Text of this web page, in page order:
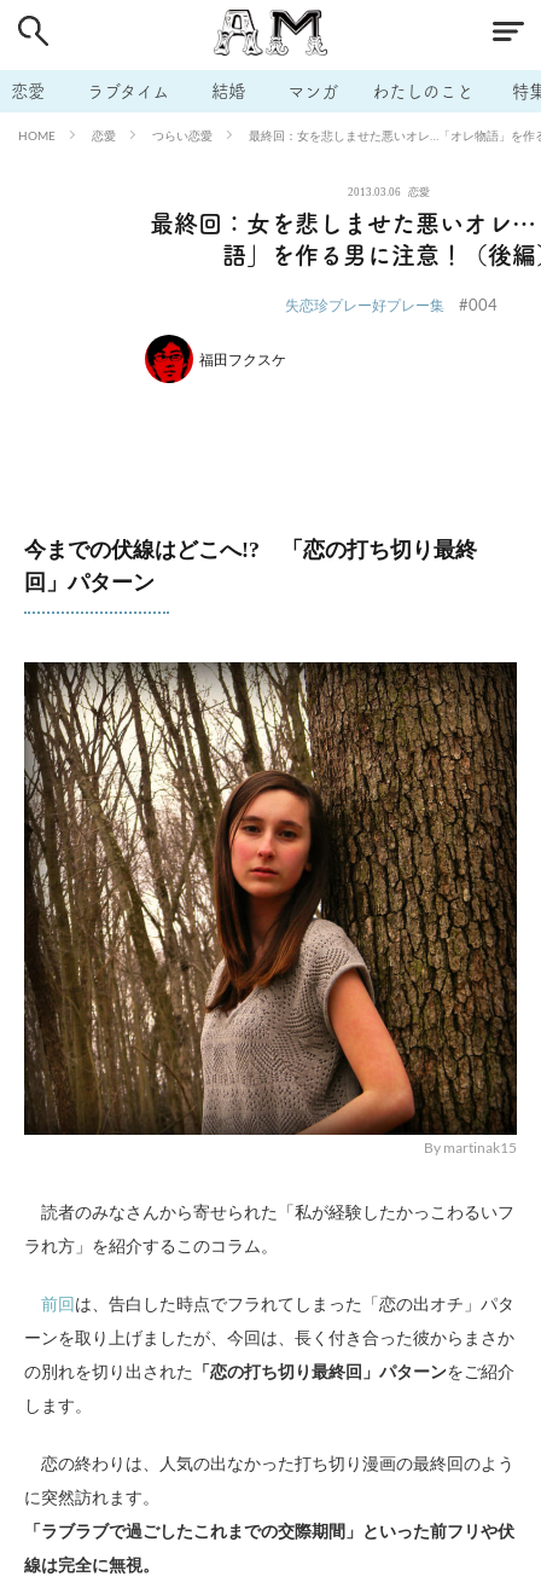
恋愛 ラブタイム 結婚 マンガ わたしのこと 特
HOME 恋愛 つらい恋愛 最終回：女を悲しませた悪いオレ…「オレ物語」を作
2013.03.06 恋愛
最終回：女を悲しませた悪いオレ…
語」を作る男に注意！（後編
失恋珍プレー好プレー集 #004
福田フクスケ
今までの伏線はどこへ!? 「恋の打ち切り最終
回」パターン
By martinak15
読者のみなさんから寄せられた「私が経験したかっこわるいフ
ラれ方」を紹介するこのコラム。
前回 は、告白した時点でフラれてしまった「恋の出オチ」パタ
ーンを取り上げましたが、今回は、長く付き合った彼からまさか
の別れを切り出された
「恋の打ち切り最終回」パターンをご紹介
します。
恋の終わりは、人気の出なかった打ち切り漫画の最終回のよう
に突然訪れます。
「ラブラブで過ごしたこれまでの交際期間」といった前フリや伏
線は完全に無視。
# 男の本音 # セフレ # 不倫
# 出会う方法 # マッチングアプリ # ラブグッズ # 体の相